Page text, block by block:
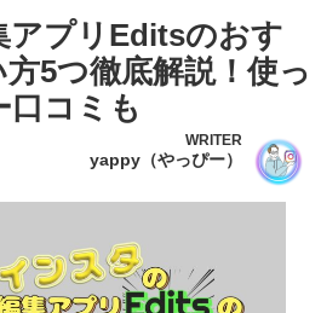
アプリEditsのおす
5つ徹底解説！使っ
コミも
WRITER
yappy（やっぴー）